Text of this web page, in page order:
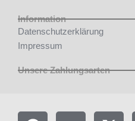
Information
Datenschutzerklärung
Impressum
Unsere Zahlungsarten